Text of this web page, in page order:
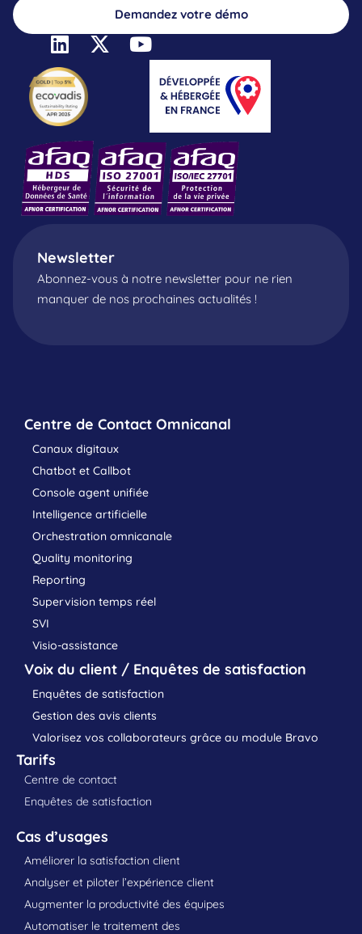
Demandez votre démo
Newsletter
Abonnez-vous à notre newsletter pour ne rien
manquer de nos prochaines actualités !
Centre de Contact Omnicanal
Canaux digitaux
Chatbot et Callbot
Console agent unifiée
Intelligence artificielle
Orchestration omnicanale
Quality monitoring
Reporting
Supervision temps réel
SVI
Visio-assistance
Voix du client / Enquêtes de satisfaction
Enquêtes de satisfaction
Gestion des avis clients
Valorisez vos collaborateurs grâce au module Bravo
Tarifs
Centre de contact
Enquêtes de satisfaction
Cas d’usages
Améliorer la satisfaction client
Analyser et piloter l’expérience client
Augmenter la productivité des équipes
Automatiser le traitement des